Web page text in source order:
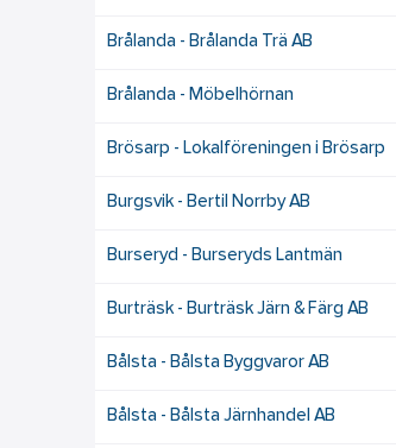
Brålanda - Brålanda Trä AB
Brålanda - Möbelhörnan
Brösarp - Lokalföreningen i Brösarp
Burgsvik - Bertil Norrby AB
Burseryd - Burseryds Lantmän
Burträsk - Burträsk Järn & Färg AB
Bålsta - Bålsta Byggvaror AB
Bålsta - Bålsta Järnhandel AB